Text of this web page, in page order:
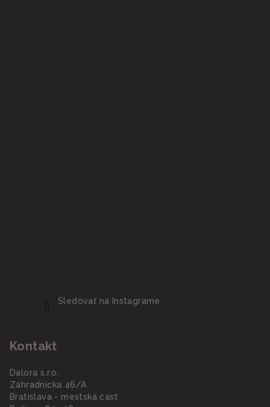
Sledovať na Instagrame
Kontakt
Dalora s.r.o.
Záhradnícka 46/A
Bratislava - mestská časť